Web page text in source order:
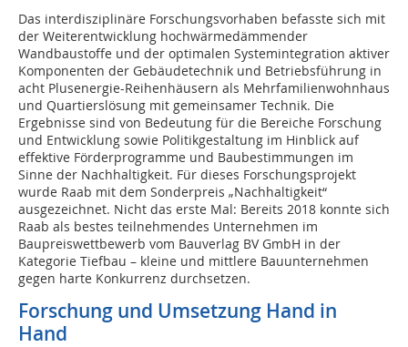
Das interdisziplinäre Forschungsvorhaben befasste sich mit
der Weiterentwicklung hochwärmedämmender
Wandbaustoffe und der optimalen Systemintegration aktiver
Komponenten der Gebäudetechnik und Betriebsführung in
acht Plusenergie-Reihenhäusern als Mehrfamilienwohnhaus
und Quartierslösung mit gemeinsamer Technik. Die
Ergebnisse sind von Bedeutung für die Bereiche Forschung
und Entwicklung sowie Politikgestaltung im Hinblick auf
effektive Förderprogramme und Baubestimmungen im
Sinne der Nachhaltigkeit. Für dieses Forschungsprojekt
wurde Raab mit dem Sonderpreis „Nachhaltigkeit“
ausgezeichnet. Nicht das erste Mal: Bereits 2018 konnte sich
Raab als bestes teilnehmendes Unternehmen im
Baupreiswettbewerb vom Bauverlag BV GmbH in der
Kategorie Tiefbau – kleine und mittlere Bauunternehmen
gegen harte Konkurrenz durchsetzen.
Forschung und Umsetzung Hand in
Hand